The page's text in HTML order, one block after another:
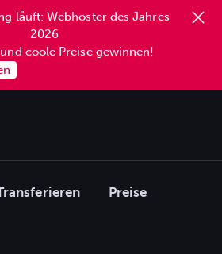
läuft: Webhoster des Jahres
2026
coole Preise gewinnen!
Preise